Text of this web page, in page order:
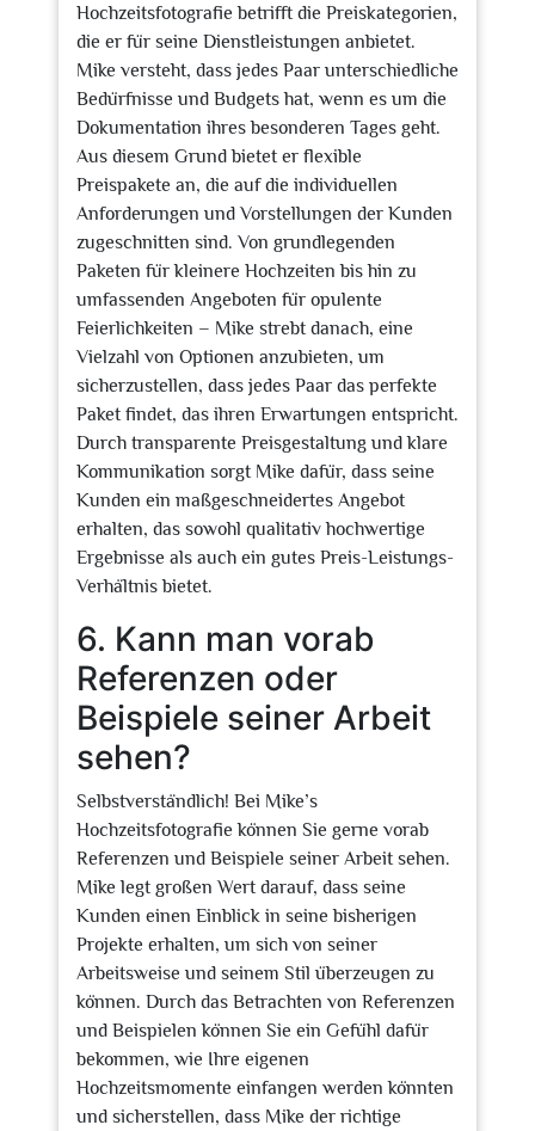
Hochzeitsfotografie betrifft die Preiskategorien,
die er für seine Dienstleistungen anbietet.
Mike versteht, dass jedes Paar unterschiedliche
Bedürfnisse und Budgets hat, wenn es um die
Dokumentation ihres besonderen Tages geht.
Aus diesem Grund bietet er flexible
Preispakete an, die auf die individuellen
Anforderungen und Vorstellungen der Kunden
zugeschnitten sind. Von grundlegenden
Paketen für kleinere Hochzeiten bis hin zu
umfassenden Angeboten für opulente
Feierlichkeiten – Mike strebt danach, eine
Vielzahl von Optionen anzubieten, um
sicherzustellen, dass jedes Paar das perfekte
Paket findet, das ihren Erwartungen entspricht.
Durch transparente Preisgestaltung und klare
Kommunikation sorgt Mike dafür, dass seine
Kunden ein maßgeschneidertes Angebot
erhalten, das sowohl qualitativ hochwertige
Ergebnisse als auch ein gutes Preis-Leistungs-
Verhältnis bietet.
6. Kann man vorab
Referenzen oder
Beispiele seiner Arbeit
sehen?
Selbstverständlich! Bei Mike’s
Hochzeitsfotografie können Sie gerne vorab
Referenzen und Beispiele seiner Arbeit sehen.
Mike legt großen Wert darauf, dass seine
Kunden einen Einblick in seine bisherigen
Projekte erhalten, um sich von seiner
Arbeitsweise und seinem Stil überzeugen zu
können. Durch das Betrachten von Referenzen
und Beispielen können Sie ein Gefühl dafür
bekommen, wie Ihre eigenen
Hochzeitsmomente einfangen werden könnten
und sicherstellen, dass Mike der richtige